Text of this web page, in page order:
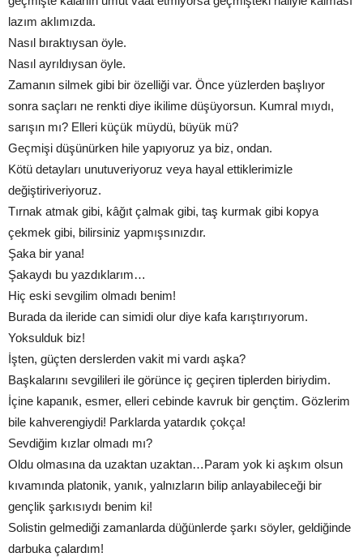
lazım aklımızda.
Nasıl bıraktıysan öyle.
Nasıl ayrıldıysan öyle.
Zamanın silmek gibi bir özelliği var. Önce yüzlerden başlıyor
sonra saçları ne renkti diye ikilime düşüyorsun. Kumral mıydı,
sarışın mı? Elleri küçük müydü, büyük mü?
Geçmişi düşünürken hile yapıyoruz ya biz, ondan.
Kötü detayları unutuveriyoruz veya hayal ettiklerimizle
değiştiriveriyoruz.
Tırnak atmak gibi, kâğıt çalmak gibi, taş kurmak gibi kopya
çekmek gibi, bilirsiniz yapmışsınızdır.
Şaka bir yana!
Şakaydı bu yazdıklarım…
Hiç eski sevgilim olmadı benim!
Burada da ileride can simidi olur diye kafa karıştırıyorum.
Yoksulduk biz!
İşten, güçten derslerden vakit mi vardı aşka?
Başkalarını sevgilileri ile görünce iç geçiren tiplerden biriydim.
İçine kapanık, esmer, elleri cebinde kavruk bir gençtim. Gözlerim
bile kahverengiydi! Parklarda yatardık çokça!
Sevdiğim kızlar olmadı mı?
Oldu olmasına da uzaktan uzaktan…Param yok ki aşkım olsun
kıvamında platonik, yanık, yalnızların bilip anlayabileceği bir
gençlik şarkısıydı benim ki!
Solistin gelmediği zamanlarda düğünlerde şarkı söyler, geldiğinde
darbuka çalardım!